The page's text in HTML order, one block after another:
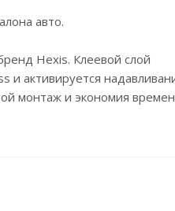
авто.
Hexis. Клеевой слой
и активируется
монтаж и экономия